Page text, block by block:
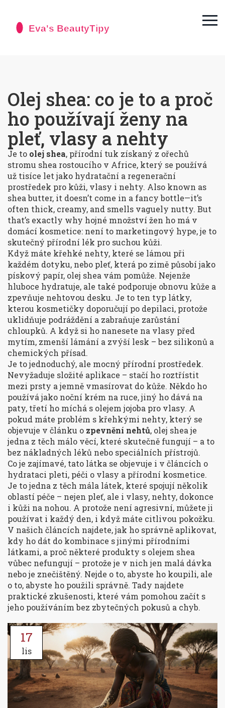
Olej shea: co je to a proč
ho používají ženy na
pleť, vlasy a nehty
Je to olej shea, přírodní tuk získaný z ořechů
stromu shea rostoucího v Africe, který se používá
už tisíce let jako hydratační a regenerační
prostředek pro kůži, vlasy i nehty. Also known as
shea butter, it doesn’t come in a fancy bottle—it’s
often thick, creamy, and smells vaguely nutty. But
that’s exactly why hojné množství žen ho má v
domácí kosmetice: není to marketingový hype, je to
skutečný přírodní lék pro suchou kůži.
Když máte křehké nehty, které se lámou při
každém dotyku, nebo pleť, která po zimě působí jako
pískový papír, olej shea vám pomůže. Nejenže
hluboce hydratuje, ale také podporuje obnovu kůže a
zpevňuje nehtovou desku. Je to ten typ látky,
kterou kosmetičky doporučují po depilaci, protože
uklidňuje podráždění a zabraňuje zarůstání
chloupků. A když si ho nanesete na vlasy před
mytím, zmenší lámání a zvýší lesk – bez silikonů a
chemických přísad.
Je to jednoduchý, ale mocný přírodní prostředek.
Nevyžaduje složité aplikace – stačí ho roztřístit
mezi prsty a jemně vmasírovat do kůže. Někdo ho
používá jako noční krém na ruce, jiný ho dává na
paty, třetí ho míchá s olejem jojoba pro vlasy. A
pokud máte problém s křehkými nehty, který se
objevuje v článku o zpevnění nehtů, olej shea je
jedna z těch málo věcí, které skutečně fungují – a to
bez nákladných léků nebo speciálních přístrojů.
Co je zajímavé, tato látka se objevuje i v článcích o
hydrataci pleti, péči o vlasy a přírodní kosmetice.
Je to jedna z těch mála látek, které spojují několik
oblastí péče – nejen pleť, ale i vlasy, nehty, dokonce
i kůži na nohou. A protože není agresivní, můžete ji
používat i každý den, i když máte citlivou pokožku.
V našich článcích najdete, jak ho správně aplikovat,
kdy ho dát do kombinace s jinými přírodními
látkami, a proč některé produkty s olejem shea
vůbec nefungují – protože je v nich jen malá dávka
nebo je znečištěný. Nejde o to, abyste ho koupili, ale
o to, abyste ho použili správně. Tady najdete
praktické zkušenosti, které vám pomohou začít s
jeho používáním bez zbytečných pokusů a chyb.
17
lis